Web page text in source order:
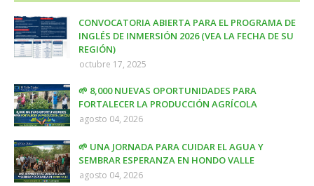
CONVOCATORIA ABIERTA PARA EL PROGRAMA DE
INGLÉS DE INMERSIÓN 2026 (VEA LA FECHA DE SU
REGIÓN)
octubre 17, 2025
🌱 8,000 NUEVAS OPORTUNIDADES PARA
FORTALECER LA PRODUCCIÓN AGRÍCOLA
agosto 04, 2026
🌱 UNA JORNADA PARA CUIDAR EL AGUA Y
SEMBRAR ESPERANZA EN HONDO VALLE
agosto 04, 2026